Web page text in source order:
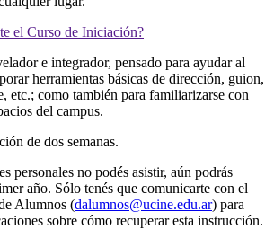
el Curso de Iniciación?
e integrador, pensado para ayudar al
herramientas básicas de dirección, guion,
etc.; como también para familiarizarse con
del campus.
de dos semanas.
personales no podés asistir, aún podrás
año. Sólo tenés que comunicarte con el
Alumnos (dalumnos@ucine.edu.ar) para
sobre cómo recuperar esta instrucción.